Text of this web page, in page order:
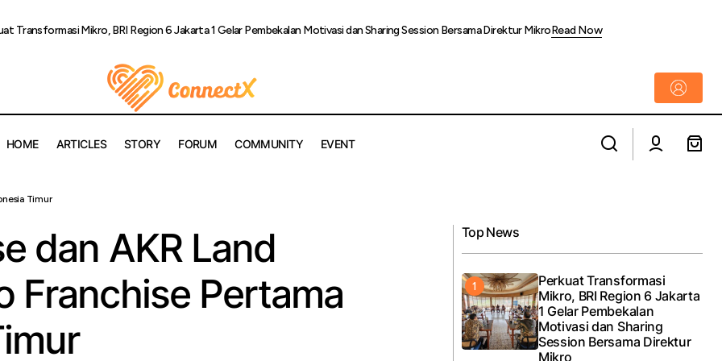
Transformasi Mikro, BRI Region 6 Jakarta 1 Gelar Pembekalan Motivasi dan Sharing Session Bersama Direktur MikroRead Now
HOME ARTICLES STORY FORUM COMMUNITY EVENT
Franchise dan AKR Land Hadirkan Expo Franchise Pertama di Indonesia Timur
Timur
dan AKR Land
Franchise Pertama
Top News
Perkuat Transformasi
Mikro, BRI Region 6 Jakarta
1 Gelar Pembekalan
Motivasi dan Sharing
Session Bersama Direktur
Mikro